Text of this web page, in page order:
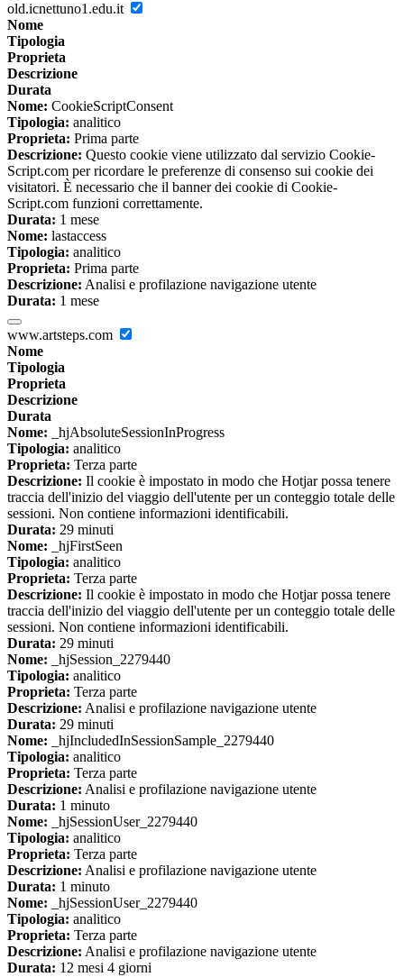
old.icnettuno1.edu.it
Nome
Tipologia
Proprieta
Descrizione
Durata
Nome: CookieScriptConsent
Tipologia: analitico
Proprieta: Prima parte
Descrizione: Questo cookie viene utilizzato dal servizio Cookie-
Script.com per ricordare le preferenze di consenso sui cookie dei
visitatori. È necessario che il banner dei cookie di Cookie-
Script.com funzioni correttamente.
Durata: 1 mese
Nome: lastaccess
Tipologia: analitico
Proprieta: Prima parte
Descrizione: Analisi e profilazione navigazione utente
Durata: 1 mese
www.artsteps.com
Nome
Tipologia
Proprieta
Descrizione
Durata
Nome: _hjAbsoluteSessionInProgress
Tipologia: analitico
Proprieta: Terza parte
Descrizione: Il cookie è impostato in modo che Hotjar possa tenere
traccia dell'inizio del viaggio dell'utente per un conteggio totale delle
sessioni. Non contiene informazioni identificabili.
Durata: 29 minuti
Nome: _hjFirstSeen
Tipologia: analitico
Proprieta: Terza parte
Descrizione: Il cookie è impostato in modo che Hotjar possa tenere
traccia dell'inizio del viaggio dell'utente per un conteggio totale delle
sessioni. Non contiene informazioni identificabili.
Durata: 29 minuti
Nome: _hjSession_2279440
Tipologia: analitico
Proprieta: Terza parte
Descrizione: Analisi e profilazione navigazione utente
Durata: 29 minuti
Nome: _hjIncludedInSessionSample_2279440
Tipologia: analitico
Proprieta: Terza parte
Descrizione: Analisi e profilazione navigazione utente
Durata: 1 minuto
Nome: _hjSessionUser_2279440
Tipologia: analitico
Proprieta: Terza parte
Descrizione: Analisi e profilazione navigazione utente
Durata: 1 minuto
Nome: _hjSessionUser_2279440
Tipologia: analitico
Proprieta: Terza parte
Descrizione: Analisi e profilazione navigazione utente
Durata: 12 mesi 4 giorni